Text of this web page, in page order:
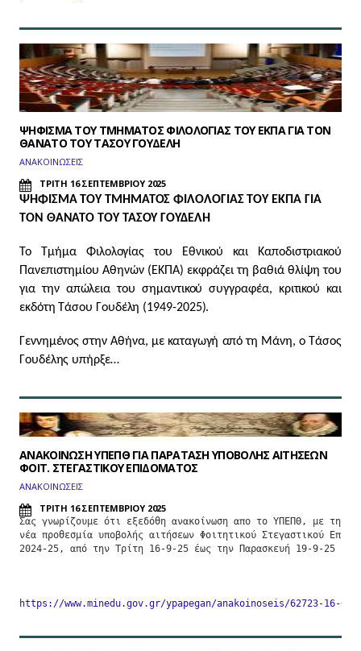
ΨΗΦΙΣΜΑ ΤΟΥ ΤΜΗΜΑΤΟΣ ΦΙΛΟΛΟΓΙΑΣ ΤΟΥ ΕΚΠΑ ΓΙΑ ΤΟΝ
ΘΑΝΑΤΟ ΤΟΥ ΤΑΣΟΥ ΓΟΥΔΕΛΗ
ΑΝΑΚΟΙΝΩΣΕΙΣ
ΤΡΙΤΗ 16 ΣΕΠΤΕΜΒΡΙΟΥ 2025
ΨΗΦΙΣΜΑ ΤΟΥ ΤΜΗΜΑΤΟΣ ΦΙΛΟΛΟΓΙΑΣ ΤΟΥ ΕΚΠΑ ΓΙΑ
ΤΟΝ ΘΑΝΑΤΟ ΤΟΥ ΤΑΣΟΥ ΓΟΥΔΕΛΗ
Το Τμήμα Φιλολογίας του Εθνικού και Καποδιστριακού
Πανεπιστημίου Αθηνών (ΕΚΠΑ) εκφράζει τη βαθιά θλίψη του
για την απώλεια του σημαντικού συγγραφέα, κριτικού και
εκδότη Τάσου Γουδέλη (1949-2025).
Γεννημένος στην Αθήνα, με καταγωγή από τη Μάνη, ο Τάσος
Γουδέλης υπήρξε…
ΑΝΑΚΟΙΝΩΣΗ ΥΠΕΠΘ ΓΙΑ ΠΑΡΑΤΑΣΗ ΥΠΟΒΟΛΗΣ ΑΙΤΗΣΕΩΝ
ΦΟΙΤ. ΣΤΕΓΑΣΤΙΚΟΥ ΕΠΙΔΟΜΑΤΟΣ
ΑΝΑΚΟΙΝΩΣΕΙΣ
ΤΡΙΤΗ 16 ΣΕΠΤΕΜΒΡΙΟΥ 2025
Σας γνωρίζουμε ότι εξεδόθη ανακοίνωση απο το ΥΠΕΠΘ, με την
νέα προθεσμία υποβολής αιτήσεων Φοιτητικού Στεγαστικού
2024-25, από την Τρίτη 16-9-25 έως την Παρασκευή 19-9-25
https://www.minedu.gov.gr/ypapegan/anakoinoseis/62723-